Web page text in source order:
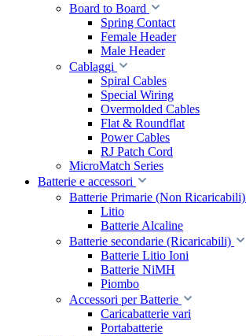
Board to Board
Spring Contact
Female Header
Male Header
Cablaggi
Spiral Cables
Special Wiring
Overmolded Cables
Flat & Roundflat
Power Cables
RJ Patch Cord
MicroMatch Series
Batterie e accessori
Batterie Primarie (Non Ricaricabili)
Litio
Batterie Alcaline
Batterie secondarie (Ricaricabili)
Batterie Litio Ioni
Batterie NiMH
Piombo
Accessori per Batterie
Caricabatterie vari
Portabatterie